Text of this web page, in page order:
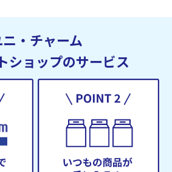
ニ・チャーム
ショップのサービス